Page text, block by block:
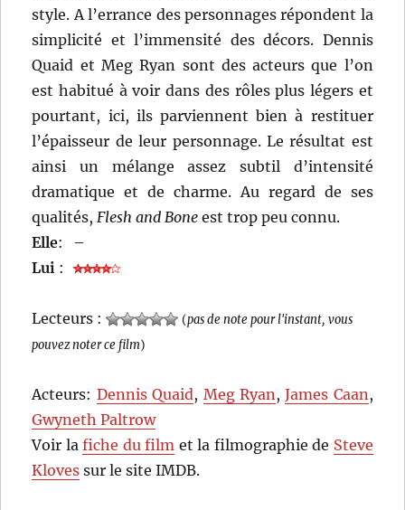
style. A l’errance des personnages répondent la
simplicité et l’immensité des décors. Dennis
Quaid et Meg Ryan sont des acteurs que l’on
est habitué à voir dans des rôles plus légers et
pourtant, ici, ils parviennent bien à restituer
l’épaisseur de leur personnage. Le résultat est
ainsi un mélange assez subtil d’intensité
dramatique et de charme. Au regard de ses
qualités, Flesh and Bone est trop peu connu.
Elle:
–
Lui :
Lecteurs : (pas de note pour l'instant, vous
pouvez noter ce film)
Acteurs: Dennis Quaid, Meg Ryan ,James Caan ,
Gwyneth Paltrow
Voir lafiche du film et la filmographie de Steve
Kloves sur le site IMDB.